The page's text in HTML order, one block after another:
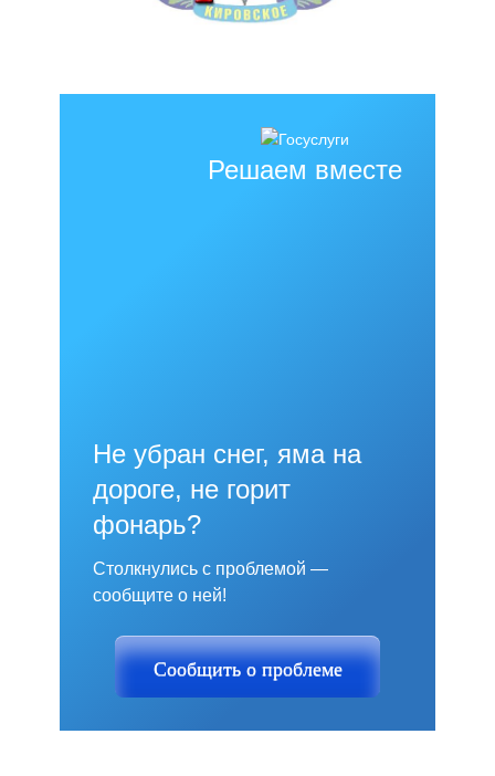
Решаем вместе
Не убран снег, яма на
дороге, не горит
фонарь?
Столкнулись с проблемой —
сообщите о ней!
Сообщить о проблеме